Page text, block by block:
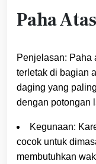
Paha
Penjelasan: Paha
terletak di bagian
daging yang
dengan potongan
Kegunaan:
cocok untuk
membutuhkan